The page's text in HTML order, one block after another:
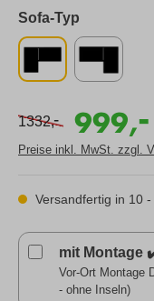
Sofa-Typ
1332,- 999,
-
Preise inkl. MwSt. zzgl.
Versandfertig in 10 -
mit Montage
Vor-Ort Montage
- ohne Inseln)